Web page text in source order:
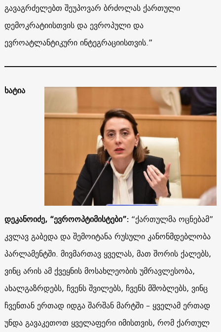
გავაგრძელებთ შეუპოვარ ბრძოლას ქართული
დემოკრატიისთვის და ევროპული და
ევროატლანტიკური ინტეგრაციისთვის.”
ხატია
დეკანოიძე, “ევროოპტიმისტები”: “ქართულმა ოცნებამ”
კვლავ გაბედა და შემოიტანა რუსული კანონმდებლობა
პარლამენტში. მივმართავ ყველას, მათ შორის ქალებს,
ვინც არის ამ ქვეყნის მოსახლეობის უმრავლესობა,
ახალგაზრდებს, ჩვენს შვილებს, ჩვენს მშობლებს, ვინც
ჩვენთან ერთად იდგა შარშან მარტში – ყველამ ერთად
უნდა გავაკეთოთ ყველაფერი იმისთვის, რომ ქართულ